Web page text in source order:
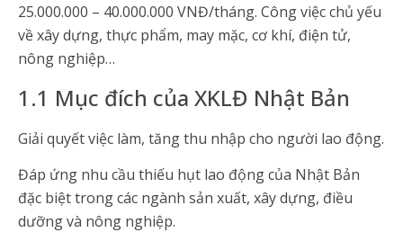
25.000.000 – 40.000.000 VNĐ/tháng. Công việc chủ yếu
về xây dựng, thực phẩm, may mặc, cơ khí, điện tử,
nông nghiệp…
1.1 Mục đích của XKLĐ Nhật Bản
Giải quyết việc làm, tăng thu nhập cho người lao động.
Đáp ứng nhu cầu thiếu hụt lao động của Nhật Bản
đặc biệt trong các ngành sản xuất, xây dựng, điều
dưỡng và nông nghiệp.